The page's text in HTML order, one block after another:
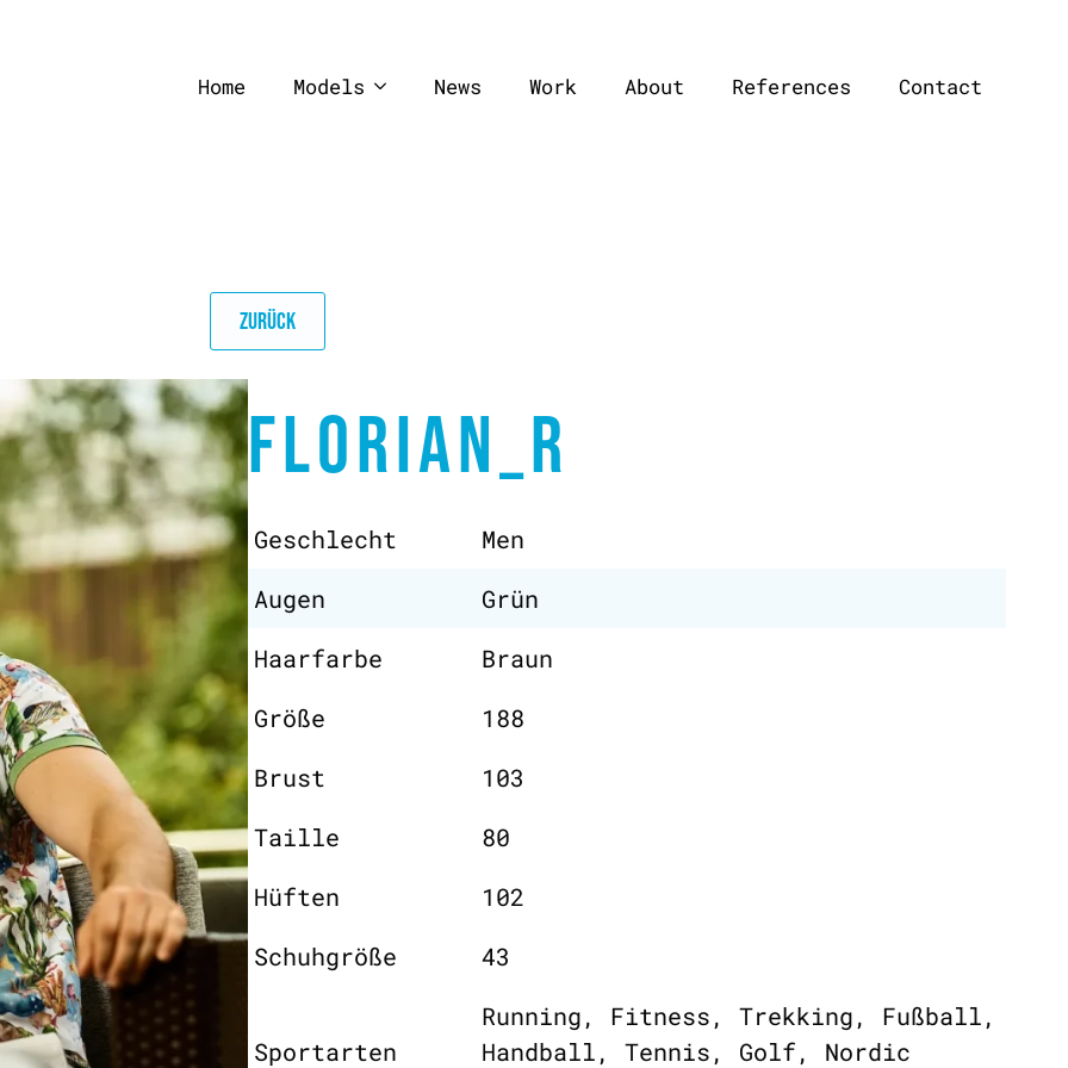
Home Models News Work About References Contact
ZURÜCK
FLORIAN_R
Geschlecht
Men
Augen
Grün
Haarfarbe
Braun
Größe
188
Brust
103
Taille
80
Hüften
102
Schuhgröße
43
Sportarten
Running, Fitness, Trekking, Fußball,
Handball, Tennis, Golf, Nordic